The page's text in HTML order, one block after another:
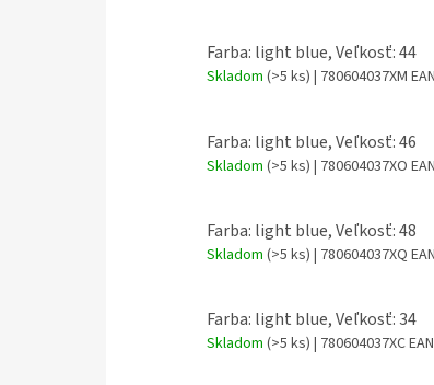
Farba: light blue, Veľkosť: 44
Skladom (>5 ks) | 780604037XM
Farba: light blue, Veľkosť: 46
Skladom (>5 ks) | 780604037XO
Farba: light blue, Veľkosť: 48
Skladom (>5 ks) | 780604037XQ
Farba: light blue, Veľkosť: 34
Skladom (>5 ks) | 780604037XC